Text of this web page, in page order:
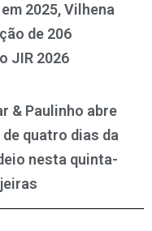
2025, Vilhena
de 206
JIR 2026
& Paulinho abre
quatro dias da
nesta quinta-